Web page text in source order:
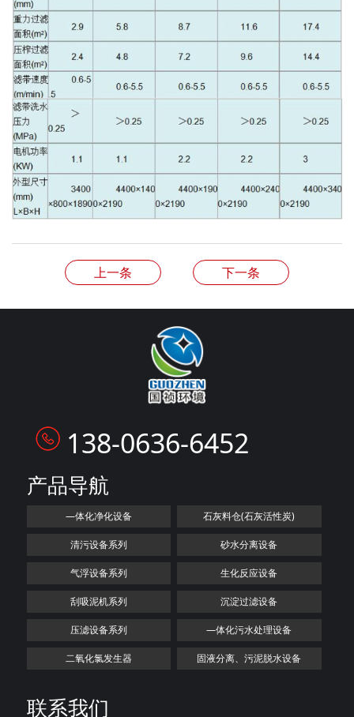
上一条 下一条
138-0636-6452
产品导航
—体化净化设备 石灰料仓(石灰活性炭)
清污设备系列 砂水分离设备
气浮设备系列 生化反应设备
刮吸泥机系列 沉淀过滤设备
压滤设备系列 —体化污水处理设备
二氧化氯发生器 固液分离、污泥脱水设备
联系我们